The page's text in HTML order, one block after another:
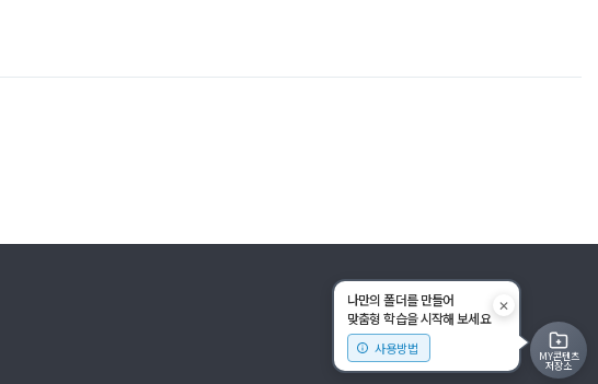
나만의 폴더를 만들어
맞춤형 학습을 시작해 보세요
사용방법
✕
MY콘텐츠
저장소